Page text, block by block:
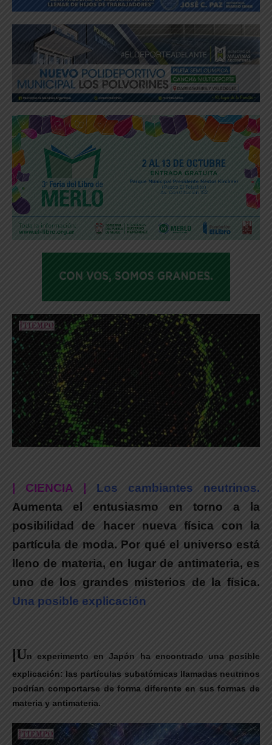
| CIENCIA | Los cambiantes neutrinos.
Aumenta el entusiasmo en torno a la
posibilidad de hacer nueva física con la
partícula de moda. Por qué el universo está
lleno de materia, en lugar de antimateria, es
uno de los grandes misterios de la física.
Una posible explicación
|Un experimento en Japón ha encontrado una posible
explicación: las partículas subatómicas llamadas neutrinos
podrían comportarse de forma diferente en sus formas de
materia y antimateria.